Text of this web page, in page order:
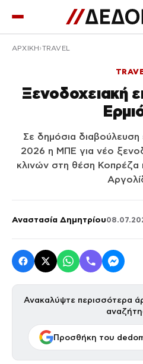
ΑΡΧΙΚΉ TRAVEL
Ξενοδοχειακή
Σε δημόσια
2026 η ΜΠΕ για νέο
κλινών στη θέση Κοπρέζα
Αναστασία Δημητρίου
Ανακαλύψτε περισσότερα
Προσθήκη του